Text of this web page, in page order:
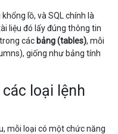
lồ, và SQL chính là
liệu đó lấy đúng thông tin
các bảng (tables), mỗi
giống như bảng tính
loại lệnh
mỗi loại có một chức năng